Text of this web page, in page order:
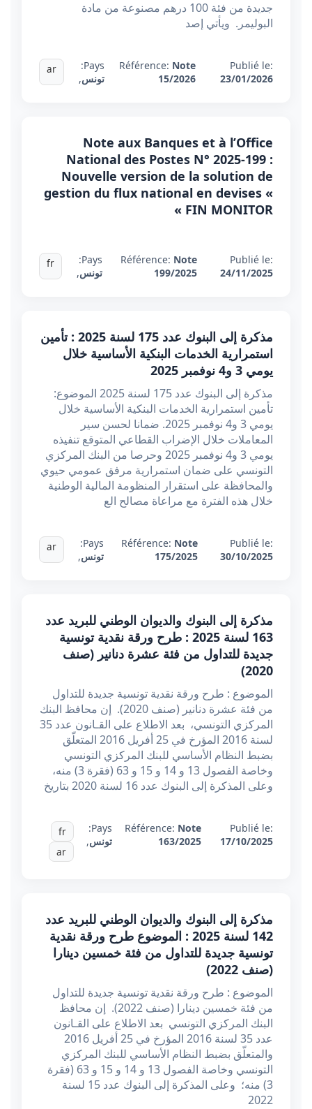
جديدة من فئة 100 درهم مصنوعة من مادة
البوليمر. ويأتي إصد
Publié le:
23/01/2026
Référence: Note
15/2026
Pays:
تونس,
ar
Note aux Banques et à l’Office
National des Postes N° 2025-199 :
Nouvelle version de la solution de
gestion du flux national en devises «
FIN MONITOR »
Publié le:
24/11/2025
Référence: Note
199/2025
Pays:
تونس,
fr
مذكرة إلى البنوك عدد 175 لسنة 2025 : تأمين
استمرارية الخدمات البنكية الأساسية خلال
يومي 3 و4 نوفمبر 2025
مذكرة إلى البنوك عدد 175 لسنة 2025 الموضوع:
تأمين استمرارية الخدمات البنكية الأساسية خلال
يومي 3 و4 نوفمبر 2025. ضمانا لحسن سير
المعاملات خلال الإضراب القطاعي المتوقع تنفيذه
يومي 3 و4 نوفمبر 2025 وحرصا من البنك المركزي
التونسي على ضمان استمرارية مرفق عمومي حيوي
والمحافظة على استقرار المنظومة المالية الوطنية
خلال هذه الفترة مع مراعاة مصالح الع
Publié le:
30/10/2025
Référence: Note
175/2025
Pays:
تونس,
ar
مذكرة إلى البنوك والديوان الوطني للبريد عدد
163 لسنة 2025 : طرح ورقة نقدية تونسية
جديدة للتداول من فئة عشرة دنانير (صنف
2020)
الموضوع : طرح ورقة نقدية تونسية جديدة للتداول
من فئة عشرة دنانير (صنف 2020). إن محافظ البنك
المركزي التونسي، بعد الاطلاع على القـانون عدد 35
لسنة 2016 المؤرخ في 25 أفريل 2016 المتعلّق
بضبط النظام الأساسي للبنك المركزي التونسي
وخاصة الفصول 13 و 14 و 15 و 63 (فقرة 3) منه،
وعلى المذكرة إلى البنوك عدد 16 لسنة 2020 بتاريخ
Publié le:
17/10/2025
Référence: Note
163/2025
Pays:
تونس,
fr
ar
مذكرة إلى البنوك والديوان الوطني للبريد عدد
142 لسنة 2025 : الموضوع طرح ورقة نقدية
تونسية جديدة للتداول من فئة خمسين دينارا
(صنف 2022)
الموضوع : طرح ورقة نقدية تونسية جديدة للتداول
من فئة خمسين دينارا (صنف 2022). إن محافظ
البنك المركزي التونسي بعد الاطلاع على القـانون
عدد 35 لسنة 2016 المؤرخ في 25 أفريل 2016
والمتعلّق بضبط النظام الأساسي للبنك المركزي
التونسي وخاصة الفصول 13 و 14 و 15 و 63 (فقرة
3) منه؛ وعلى المذكرة إلى البنوك عدد 15 لسنة
2022